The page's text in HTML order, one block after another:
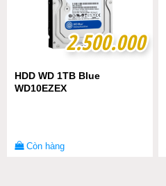
2.500.000
2.500.000
HDD WD 1TB Blue
WD10EZEX
Còn hàng